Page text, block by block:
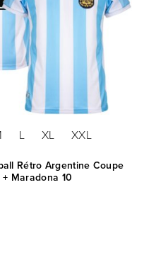
L XL XXL
Rétro Argentine Coupe
Maradona 10